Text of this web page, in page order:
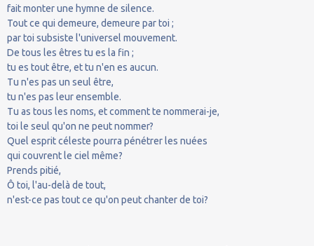
fait monter une hymne de silence.
Tout ce qui demeure, demeure par toi ;
par toi subsiste l'universel mouvement.
De tous les êtres tu es la fin ;
tu es tout être, et tu n'en es aucun.
Tu n'es pas un seul être,
tu n'es pas leur ensemble.
Tu as tous les noms, et comment te nommerai-je,
toi le seul qu'on ne peut nommer?
Quel esprit céleste pourra pénétrer les nuées
qui couvrent le ciel même?
Prends pitié,
Ô toi, l'au-delà de tout,
n'est-ce pas tout ce qu'on peut chanter de toi?